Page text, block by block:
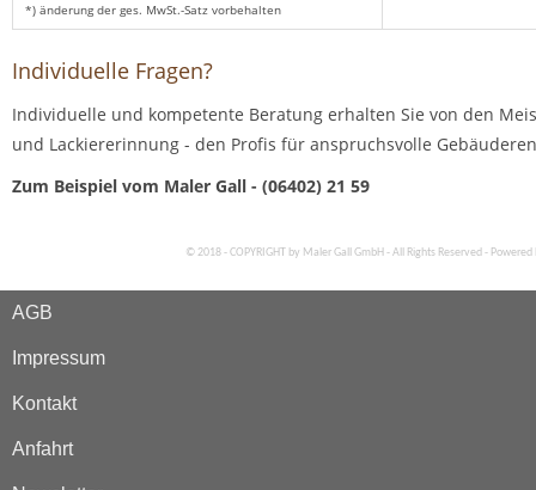
*) änderung der ges. MwSt.-Satz vorbehalten
Individuelle Fragen?
Individuelle und kompetente Beratung erhalten Sie von den
und Lackiererinnung - den Profis für anspruchsvolle
Zum Beispiel vom Maler Gall - (06402) 21 59
© 2018 - COPYRIGHT by Maler Gall GmbH - All Rights Reserved -
AGB
Impressum
Kontakt
Anfahrt